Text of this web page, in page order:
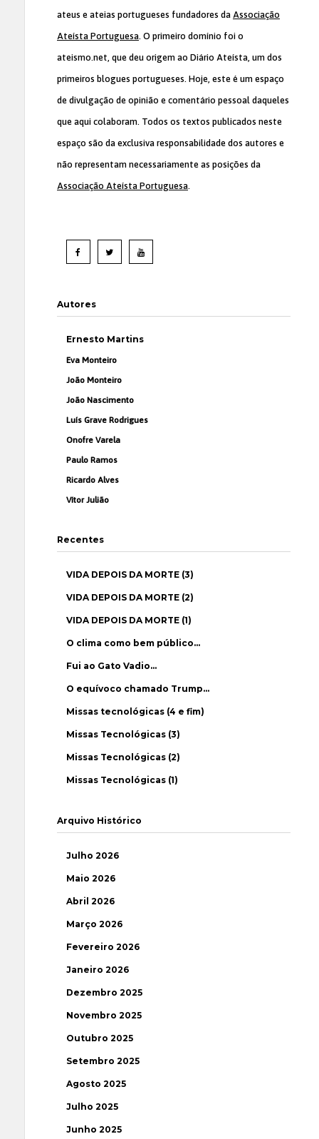
ateus e ateias portugueses fundadores da Associação
Ateísta Portuguesa. O primeiro domínio foi o
ateismo.net, que deu origem ao Diário Ateísta, um dos
primeiros blogues portugueses. Hoje, este é um espaço
de divulgação de opinião e comentário pessoal daqueles
que aqui colaboram. Todos os textos publicados neste
espaço são da exclusiva responsabilidade dos autores e
não representam necessariamente as posições da
Associação Ateísta Portuguesa.
Autores
Ernesto Martins
Eva Monteiro
João Monteiro
João Nascimento
Luís Grave Rodrigues
Onofre Varela
Paulo Ramos
Ricardo Alves
Vítor Julião
Recentes
VIDA DEPOIS DA MORTE (3)
VIDA DEPOIS DA MORTE (2)
VIDA DEPOIS DA MORTE (1)
O clima como bem público…
Fui ao Gato Vadio…
O equívoco chamado Trump…
Missas tecnológicas (4 e fim)
Missas Tecnológicas (3)
Missas Tecnológicas (2)
Missas Tecnológicas (1)
Arquivo Histórico
Julho 2026
Maio 2026
Abril 2026
Março 2026
Fevereiro 2026
Janeiro 2026
Dezembro 2025
Novembro 2025
Outubro 2025
Setembro 2025
Agosto 2025
Julho 2025
Junho 2025